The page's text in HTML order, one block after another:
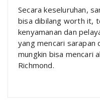
Secara keseluruhan,
bisa dibilang worth it,
kenyamanan dan
yang mencari sarapan
mungkin bisa mencari
Richmond.